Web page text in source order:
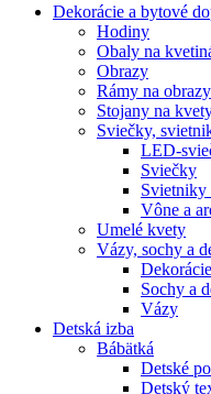
Dekorácie a bytové
Hodiny
Obaly na
Obrazy
Rámy na obrazy
Stojany na
Sviečky,
LED-
Sviečky
Svietniky
Vône a
Umelé kvety
Vázy, sochy a
Sochy a
Vázy
Detská izba
Bábätká
Detské
Detský